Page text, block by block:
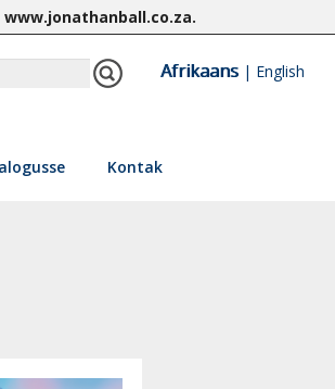
www.jonathanball.co.za.
Afrikaans| English
Kontak